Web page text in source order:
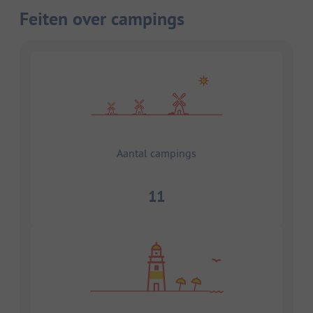
Feiten over campings
Aantal campings
11